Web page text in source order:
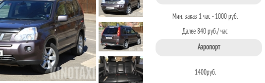
Мин. заказ 1 час - 1000 руб.
Далее 840 руб./ час
Аэропорт
1400руб.